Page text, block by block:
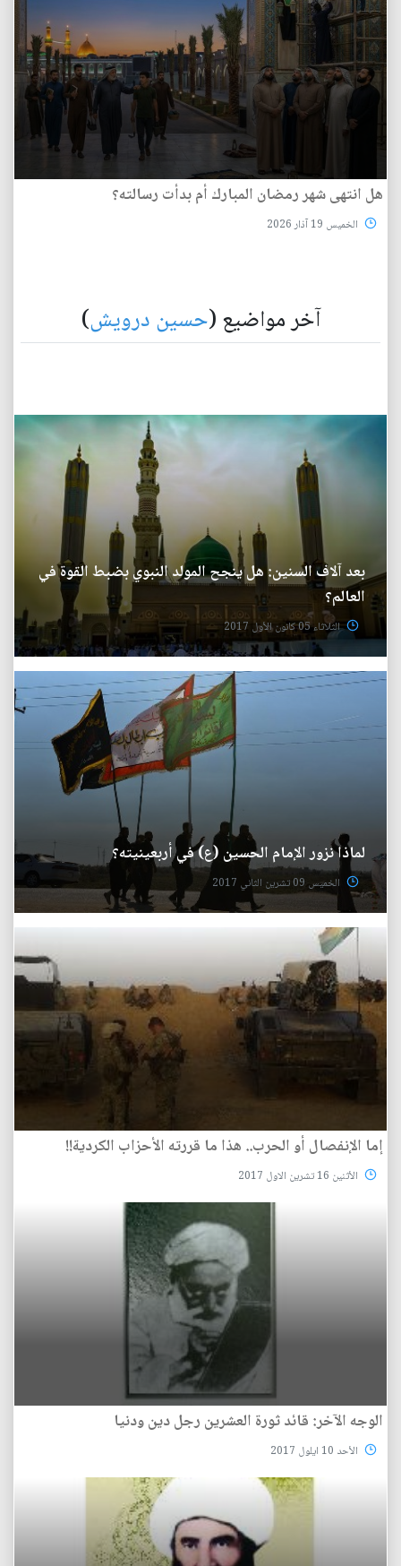
هل انتهى شهر رمضان المبارك أم بدأت رسالته؟
الخميس 19 آذار 2026
آخر مواضيع (حسين درويش)
بعد آلاف السنين: هل ينجح المولد النبوي بضبط القوة في
العالم؟
الثلاثاء 05 كانون الأول 2017
لماذا نزور الإمام الحسين (ع) في أربعينيته؟
الخميس 09 تشرين الثاني 2017
إما الإنفصال أو الحرب.. هذا ما قررته الأحزاب الكردية!!
الأثنين 16 تشرين الاول 2017
الوجه الآخر: قائد ثورة العشرين رجل دين ودنيا
الأحد 10 ايلول 2017